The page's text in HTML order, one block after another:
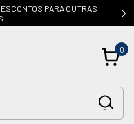
OFF na 1ª compra
0